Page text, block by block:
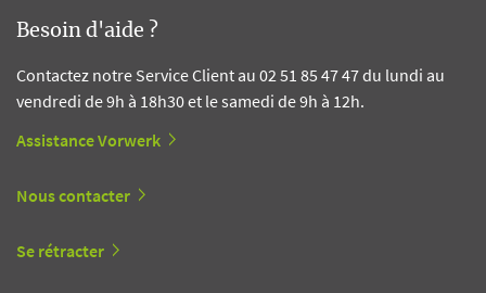
Besoin d'aide ?
Contactez notre Service Client au 02 51 85 47 47 du lundi au
vendredi de 9h à 18h30 et le samedi de 9h à 12h.
Assistance Vorwerk
Nous contacter
Se rétracter